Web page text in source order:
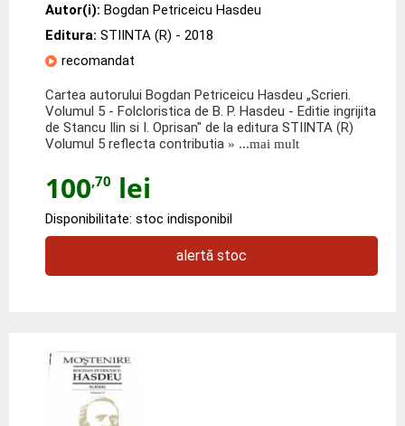
Autor(i): Bogdan Petriceicu Hasdeu
Editura: STIINTA (R) - 2018
recomandat
Cartea autorului Bogdan Petriceicu Hasdeu „Scrieri.
Volumul 5 - Folcloristica de B. P. Hasdeu - Editie ingrijita
de Stancu Ilin si I. Oprisan" de la editura STIINTA (R)
Volumul 5 reflecta contributia » ...mai mult
100,70 lei
Disponibilitate: stoc indisponibil
alertă stoc